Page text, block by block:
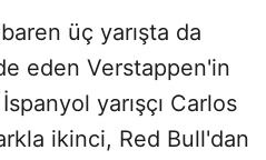
üç yarışta da
eden Verstappen'in
yarışçı Carlos
ikinci, Red Bull'dan